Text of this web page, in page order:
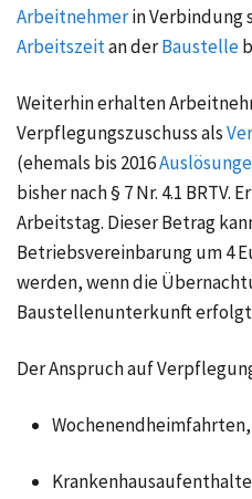
Arbeitnehmerin Verbindung
Arbeitszeitan derBaustelle
Weiterhin erhalten
Verpflegungszuschuss als
(ehemals bis 2016
bisher nach § 7 Nr. 4.1 BRTV.
Arbeitstag. Dieser Betrag
Betriebsvereinbarung um 4
werden, wenn die
Baustellenunterkunft
Der Anspruch auf
Wochenendheimfahrten,